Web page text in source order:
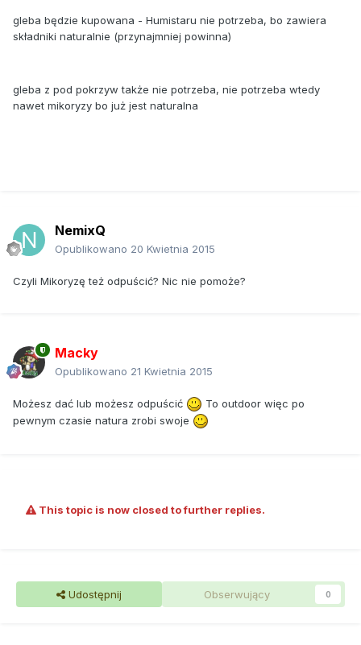
gleba będzie kupowana - Humistaru nie potrzeba, bo zawiera
składniki naturalnie (przynajmniej powinna)
gleba z pod pokrzyw także nie potrzeba, nie potrzeba wtedy
nawet mikoryzy bo już jest naturalna
NemixQ
Opublikowano 20 Kwietnia 2015
Czyli Mikoryzę też odpuścić? Nic nie pomoże?
Macky
Opublikowano 21 Kwietnia 2015
Możesz dać lub możesz odpuścić
To outdoor więc po
pewnym czasie natura zrobi swoje
This topic is now closed to further replies.
Udostępnij Obserwujący 0